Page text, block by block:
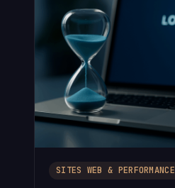
SITES WEB & PERFORMANCE